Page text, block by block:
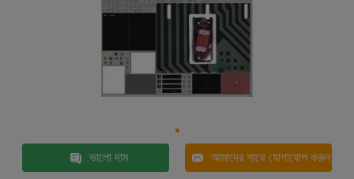
ভালো দাম আমাদের সাথে যোগাযোগ করুন